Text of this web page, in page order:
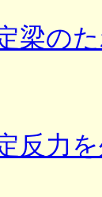
梁の
反力